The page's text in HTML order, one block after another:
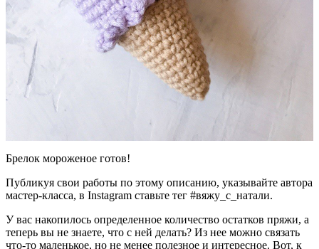
Брелок мороженое готов!
Публикуя свои работы по этому описанию, указывайте автора
мастер-класса, в Instagram ставьте тег #вяжу_с_натали.
У вас накопилось определенное количество остатков пряжи, а
теперь вы не знаете, что с ней делать? Из нее можно связать
что-то маленькое, но не менее полезное и интересное. Вот, к